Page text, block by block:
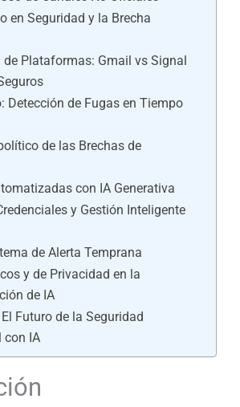
en Seguridad y la Brecha
de Plataformas: Gmail vs Signal
Detección de Fugas en Tiempo
de las Brechas de
con IA Generativa
y Gestión Inteligente
de Alerta Temprana
y de Privacidad en la
de IA
Futuro de la Seguridad
con IA